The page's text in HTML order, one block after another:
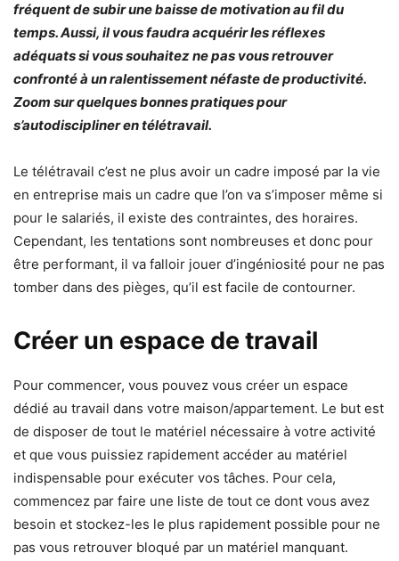
fréquent de subir une baisse de motivation au fil du
temps. Aussi, il vous faudra acquérir les réflexes
adéquats si vous souhaitez ne pas vous retrouver
confronté à un ralentissement néfaste de productivité.
Zoom sur quelques bonnes pratiques pour
s’autodiscipliner en télétravail.
Le télétravail c’est ne plus avoir un cadre imposé par la vie
en entreprise mais un cadre que l’on va s’imposer même si
pour le salariés, il existe des contraintes, des horaires.
Cependant, les tentations sont nombreuses et donc pour
être performant, il va falloir jouer d’ingéniosité pour ne pas
tomber dans des pièges, qu’il est facile de contourner.
Créer un espace de travail
Pour commencer, vous pouvez vous créer un espace
dédié au travail dans votre maison/appartement. Le but est
de disposer de tout le matériel nécessaire à votre activité
et que vous puissiez rapidement accéder au matériel
indispensable pour exécuter vos tâches. Pour cela,
commencez par faire une liste de tout ce dont vous avez
besoin et stockez-les le plus rapidement possible pour ne
pas vous retrouver bloqué par un matériel manquant.